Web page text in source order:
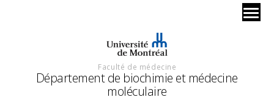
Faculté de médecine
Département de biochimie et médecine
moléculaire